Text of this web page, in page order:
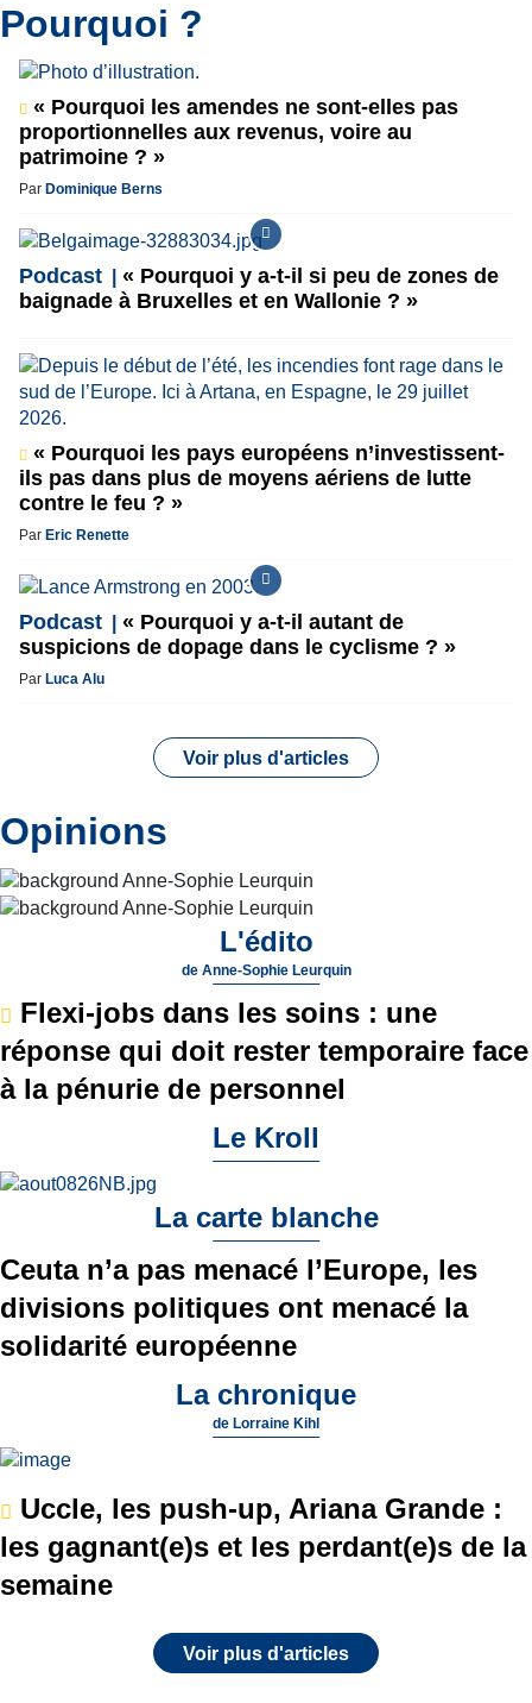
Pourquoi ?
« Pourquoi les amendes ne sont-elles pas
proportionnelles aux revenus, voire au
patrimoine ? »
Par Dominique Berns
Podcast
« Pourquoi y a-t-il si peu de zones de
baignade à Bruxelles et en Wallonie ? »
« Pourquoi les pays européens n’investissent-
ils pas dans plus de moyens aériens de lutte
contre le feu ? »
Par Eric Renette
Podcast
« Pourquoi y a-t-il autant de
suspicions de dopage dans le cyclisme ? »
Par Luca Alu
Voir plus d'articles
Opinions
L'édito
de Anne-Sophie Leurquin
Flexi-jobs dans les soins : une
réponse qui doit rester temporaire face
à la pénurie de personnel
Le Kroll
La carte blanche
Ceuta n’a pas menacé l’Europe, les
divisions politiques ont menacé la
solidarité européenne
La chronique
de Lorraine Kihl
Uccle, les push-up, Ariana Grande :
les gagnant(e)s et les perdant(e)s de la
semaine
Voir plus d'articles